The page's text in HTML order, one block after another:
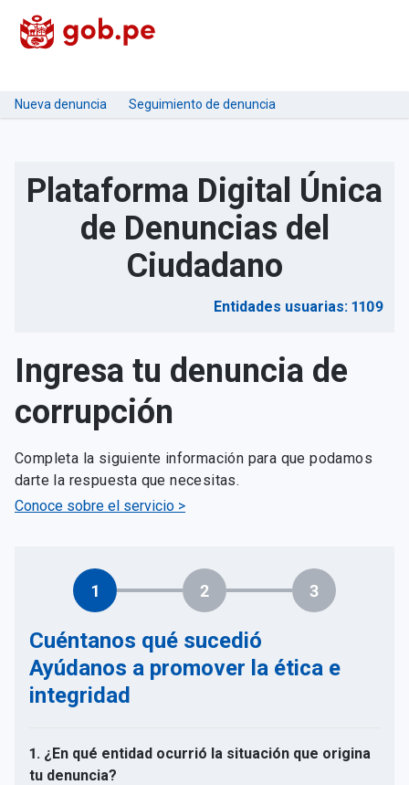
Nueva denuncia Seguimiento de denuncia
Plataforma Digital Única
de Denuncias del
Ciudadano
Entidades usuarias: 1109
Ingresa tu denuncia de
corrupción
Completa la siguiente información para que podamos
darte la respuesta que necesitas.
Conoce sobre el servicio >
1 2 3
Cuéntanos qué sucedió
Ayúdanos a promover la ética e
integridad
1. ¿En qué entidad ocurrió la situación que origina
tu denuncia?